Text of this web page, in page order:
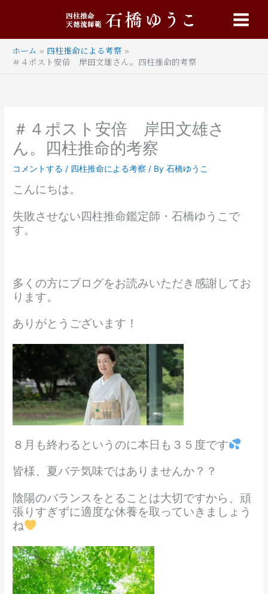
Main
ホーム
四柱推命による考察
＃４ポスト安倍 岸田文雄さん。四柱推命的考察
＃４ポスト安倍 岸田文雄さ
ん。四柱推命的考察
コメントする / 四柱推命による考察 / By石橋ゆうこ
こんにちは。
失敗させない四柱推命鑑定師・石橋ゆうこで
す。
多くの方にブログをお読みいただき感謝してお
ります。
ありがとうございます！
８月も終わるというのに本日も３５度です
皆様、夏バテ気味ではありませんか？？
陰陽のバランスをとることは大切ですから、頑
張りすぎずに適度な休養を取っていきましょう
ね